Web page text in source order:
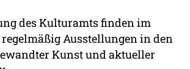
des Kulturamts finden im
Ausstellungen in den
Kunst und aktueller